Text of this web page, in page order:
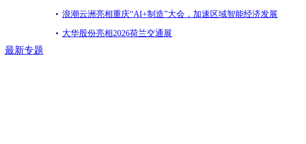
浪潮云洲亮相重庆“AI+制造”大会，加速区域智能经济发展
大华股份亮相2026荷兰交通展
最新专题